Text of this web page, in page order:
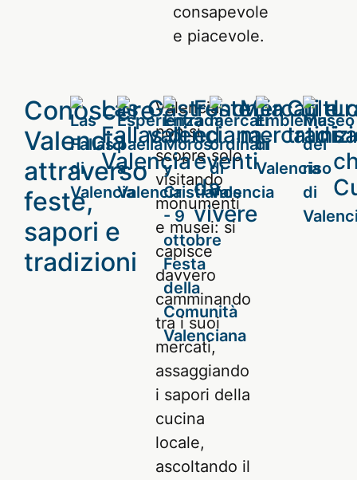
consapevole
e piacevole.
Conoscere
Valencia
attraverso
feste,
sapori e
tradizioni
Valencia
non si
scopre solo
visitando
monumenti
e musei: si
capisce
davvero
camminando
tra i suoi
mercati,
assaggiando
i sapori della
cucina
locale,
ascoltando il
Las
Fallas di
Valencia
Gastronomia
valenciana
Feste
ed
eventi
da
vivere
Mercati e
mercatini